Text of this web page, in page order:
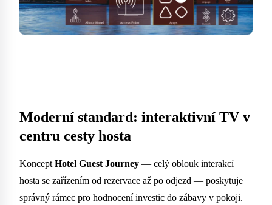
Moderní standard: interaktivní TV v
centru cesty hosta
Koncept Hotel Guest Journey — celý oblouk interakcí
hosta se zařízením od rezervace až po odjezd — poskytuje
správný rámec pro hodnocení investic do zábavy v pokoji.